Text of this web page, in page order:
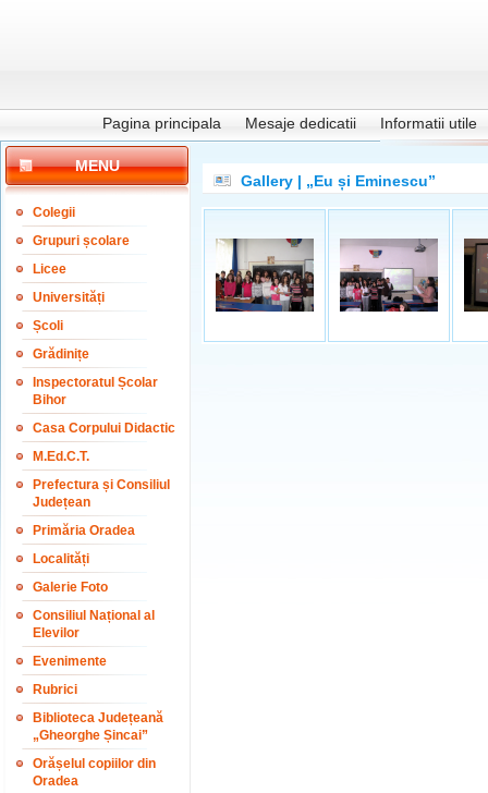
Pagina principala Mesaje dedicatii Informatii utile
MENU
Colegii
Grupuri școlare
Licee
Universități
Școli
Grădinițe
Inspectoratul Școlar
Bihor
Casa Corpului Didactic
M.Ed.C.T.
Prefectura și Consiliul
Județean
Primăria Oradea
Localități
Galerie Foto
Consiliul Național al
Elevilor
Evenimente
Rubrici
Biblioteca Județeană
„Gheorghe Șincai”
Orășelul copiilor din
Oradea
Gallery | „Eu și Eminescu”